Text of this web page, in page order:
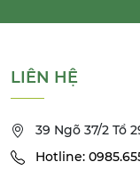
LIÊN HỆ
39 Ngõ 37/2 Tổ
Hotline: